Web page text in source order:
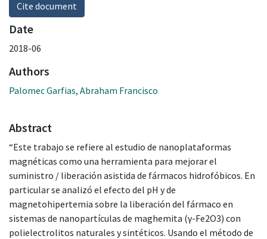
Cite document
Date
2018-06
Authors
Palomec Garfias, Abraham Francisco
Abstract
“Este trabajo se refiere al estudio de nanoplataformas
magnéticas como una herramienta para mejorar el
suministro / liberación asistida de fármacos hidrofóbicos. En
particular se analizó el efecto del pH y de
magnetohipertemia sobre la liberación del fármaco en
sistemas de nanopartículas de maghemita (γ-Fe2O3) con
polielectrolitos naturales y sintéticos. Usando el método de